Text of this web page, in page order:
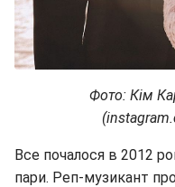
Фото: Кім
Все почалося в 2012
пари. Реп-музикант